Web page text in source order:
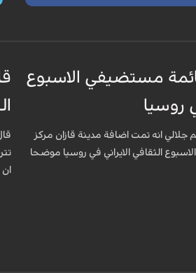
مستضيفي الاسبوع
روسيا
جلالي انه تمت اضافة مدينة قازان مركز
الثقافي الايراني في روسيا موضحا